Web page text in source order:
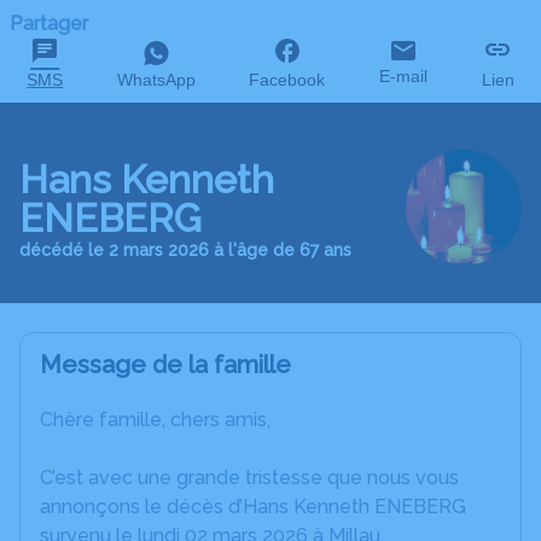
Partager
SMS WhatsApp Facebook E-mail Lien
Hans Kenneth
ENEBERG
décédé le 2 mars 2026 à l'âge de 67 ans
Message de la famille
Chère famille, chers amis,
C’est avec une grande tristesse que nous vous
annonçons le décès d’Hans Kenneth ENEBERG
survenu le lundi 02 mars 2026 à Millau.